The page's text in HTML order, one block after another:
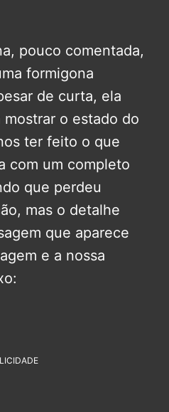
pouco comentada,
formigona
de curta, ela
o estado do
ter feito o que
com um completo
que perdeu
mas o detalhe
que aparece
e a nossa